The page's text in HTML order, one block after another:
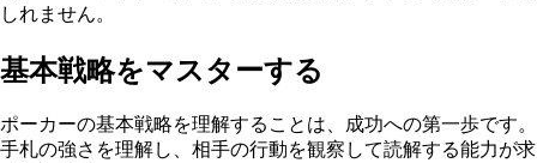
しれません。
基本戦略をマスターする
ポーカーの基本戦略を理解することは、成功への第一歩です。
手札の強さを理解し、相手の行動を観察して読解する能力が求